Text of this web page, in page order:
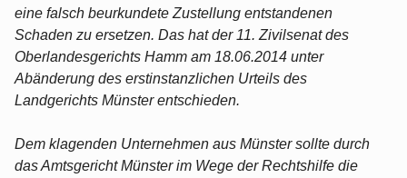
eine falsch beurkundete Zustellung entstandenen
Schaden zu ersetzen. Das hat der 11. Zivilsenat des
Oberlandesgerichts Hamm am 18.06.2014 unter
Abänderung des erstinstanzlichen Urteils des
Landgerichts Münster entschieden.
Dem klagenden Unternehmen aus Münster sollte durch
das Amtsgericht Münster im Wege der Rechtshilfe die